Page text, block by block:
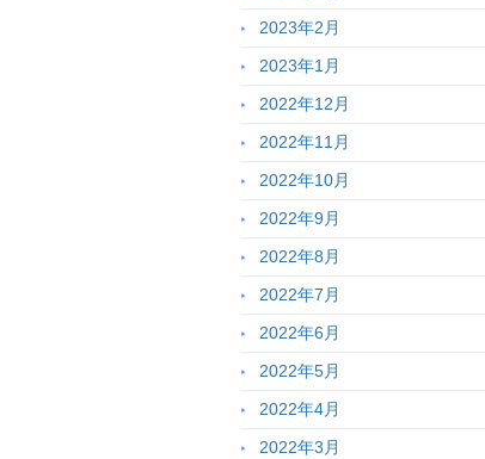
2023年2月
2023年1月
2022年12月
2022年11月
2022年10月
2022年9月
2022年8月
2022年7月
2022年6月
2022年5月
2022年4月
2022年3月